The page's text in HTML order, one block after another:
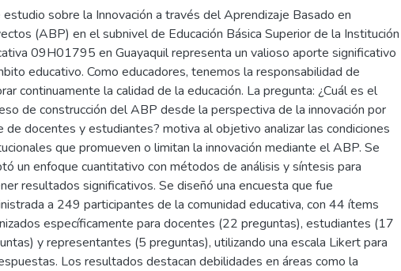
estudio sobre la Innovación a través del Aprendizaje Basado en
(ABP) en el subnivel de Educación Básica Superior de la Institución
09H01795 en Guayaquil representa un valioso aporte significativo
educativo. Como educadores, tenemos la responsabilidad de
continuamente la calidad de la educación. La pregunta: ¿Cuál es el
de construcción del ABP desde la perspectiva de la innovación por
de docentes y estudiantes? motiva al objetivo analizar las condiciones
que promueven o limitan la innovación mediante el ABP. Se
un enfoque cuantitativo con métodos de análisis y síntesis para
resultados significativos. Se diseñó una encuesta que fue
a 249 participantes de la comunidad educativa, con 44 ítems
específicamente para docentes (22 preguntas), estudiantes (17
y representantes (5 preguntas), utilizando una escala Likert para
Los resultados destacan debilidades en áreas como la